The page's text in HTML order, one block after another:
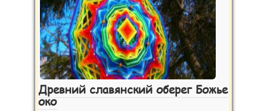
Древний славянский оберег Божье
око